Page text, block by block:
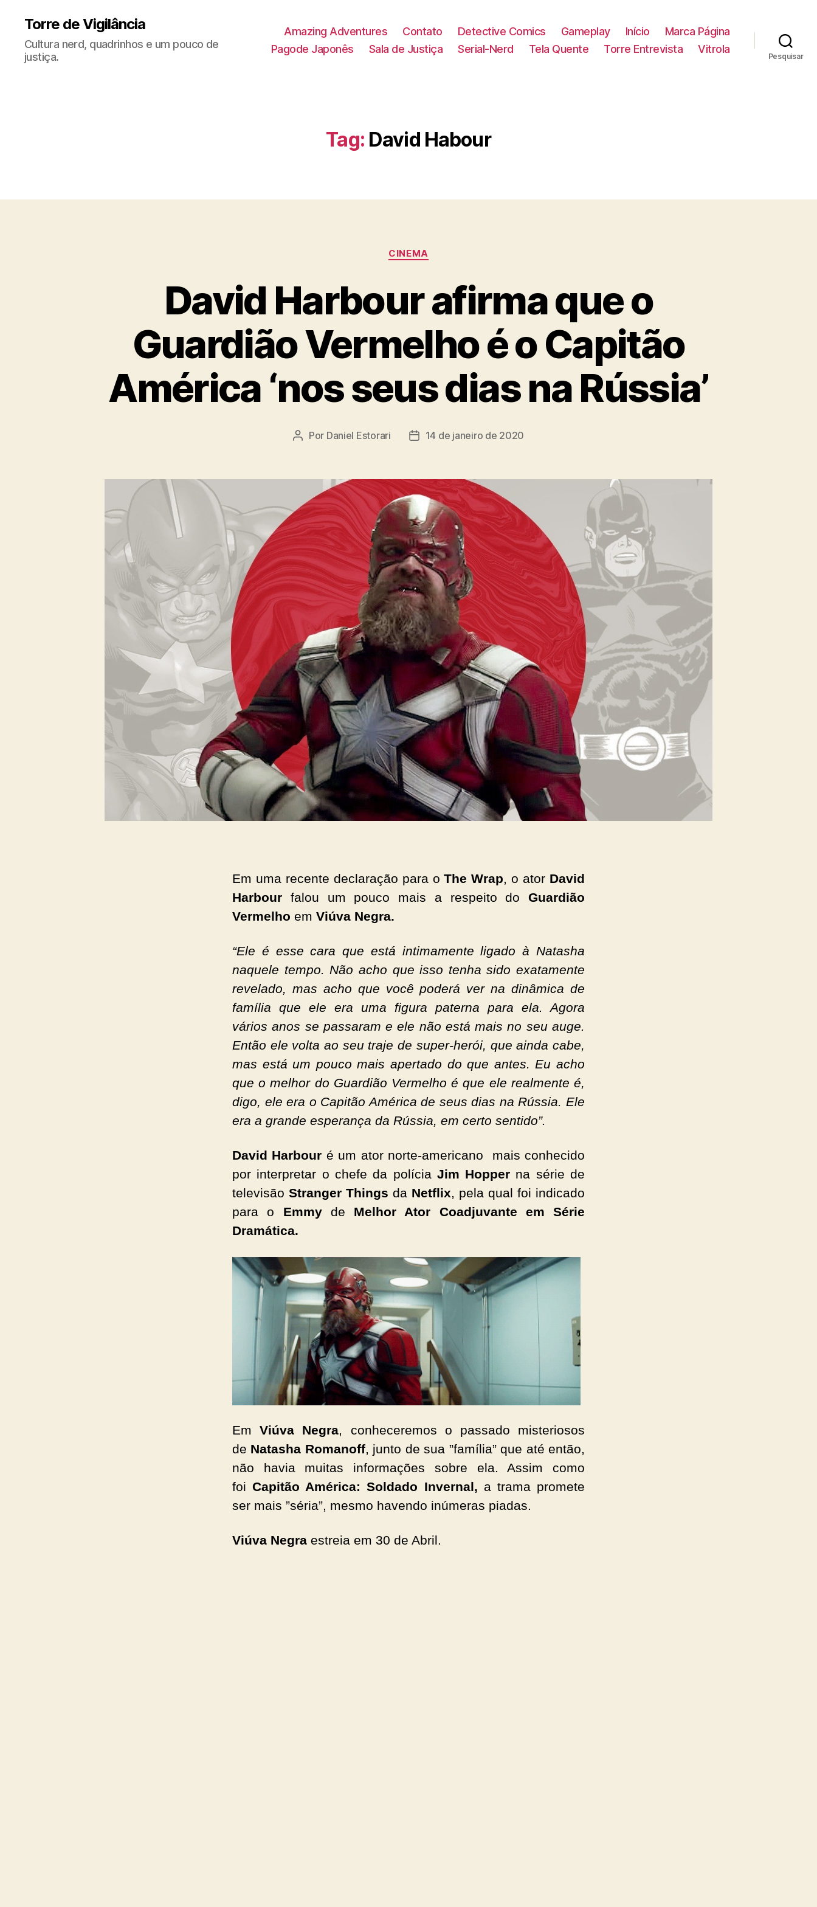
Torre de Vigilância
Cultura nerd, quadrinhos e um pouco de
justiça.
Amazing Adventures Contato Detective Comics Gameplay Início
Marca Página
Pagode Japonês
Sala de Justiça Serial-Nerd Tela Quente Torre Entrevista Vitrola
Pesquisar
Tag: David Habour
Categorias
CINEMA
David Harbour afirma que o
Guardião Vermelho é o Capitão
América ‘nos seus dias na Rússia’
Autor
Por Daniel Estorari
Data14 de janeiro de 2020
Em uma recente declaração para oThe Wrap, o ator David
Harbour falou um pouco mais a respeito do Guardião
Vermelho em Viúva Negra.
“Ele é esse cara que está intimamente ligado à Natasha
naquele tempo. Não acho que isso tenha sido exatamente
revelado, mas acho que você poderá ver na dinâmica de
família que ele era uma figura paterna para ela. Agora
vários anos se passaram e ele não está mais no seu auge.
Então ele volta ao seu traje de super-herói, que ainda cabe,
mas está um pouco mais apertado do que antes. Eu acho
que o melhor do Guardião Vermelho é que ele realmente é,
digo, ele era o Capitão América de seus dias na Rússia. Ele
era a grande esperança da Rússia, em certo sentido”.
David Harbour é um ator norte-americano mais conhecido
por interpretar o chefe da polícia Jim Hopper na série de
televisão Stranger Things da Netflix, pela qual foi indicado
para o Emmyde Melhor Ator Coadjuvante em Série
Dramática.
EmViúva Negra, conheceremos o passado misteriosos
de Natasha Romanoff, junto de sua ”família” que até então,
não havia muitas informações sobre ela. Assim como
foiCapitão América: Soldado Invernal, a trama promete
ser mais ”séria”, mesmo havendo inúmeras piadas.
Viúva Negra estreia em 30 de Abril.